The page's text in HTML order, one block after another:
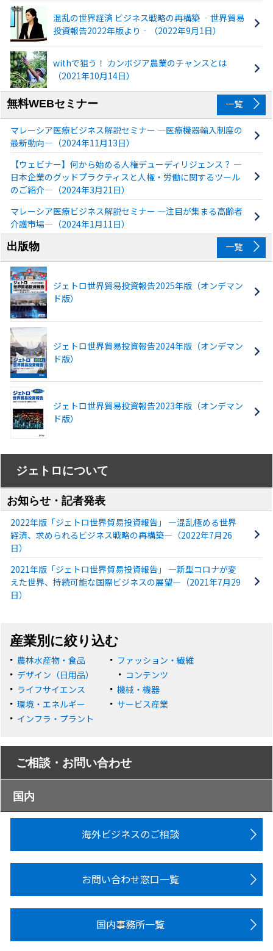
混乱の世界経済 ビジネス戦略の再構築 ‐世界貿易
投資報告2022年版より‐（2022年9月1日）
withで狙う！ カンボジア農業のチャンスとは
（2021年10月14日）
無料WEBセミナー 一覧
マレーシア医療ビジネス解説セミナー ―医療機器輸入制度の
最新動向―（2024年11月13日）
【ウェビナー】何から始める人権デューディリジェンス？ ―
日本企業のグッドプラクティスと人権・労働に関するツール
のご紹介―（2024年3月21日）
マレーシア医療ビジネス解説セミナー ―注目が集まる高齢者
介護市場―（2024年1月11日）
出版物
一覧
ジェトロ世界貿易投資報告2025年版（オンデマン
ド版）
ジェトロ世界貿易投資報告2024年版（オンデマン
ド版）
ジェトロ世界貿易投資報告2023年版（オンデマン
ド版）
ジェトロについて
お知らせ・記者発表
2022年版「ジェトロ世界貿易投資報告」 ―混乱極める世界
経済、求められるビジネス戦略の再構築―（2022年7月26
日）
2021年版「ジェトロ世界貿易投資報告」 ―新型コロナが変
えた世界、持続可能な国際ビジネスの展望―（2021年7月29
日）
産業別に絞り込む
農林水産物・食品
ファッション・繊維
デザイン（日用品）
コンテンツ
ライフサイエンス
機械・機器
環境・エネルギー
サービス産業
インフラ・プラント
ご相談・お問い合わせ
国内
海外ビジネスのご相談
お問い合わせ窓口一覧
国内事務所一覧